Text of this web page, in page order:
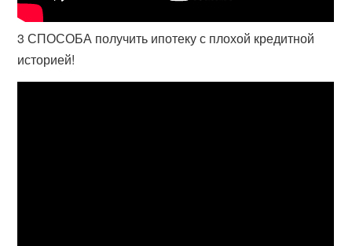
3 СПОСОБА получить ипотеку с плохой кредитной
историей!